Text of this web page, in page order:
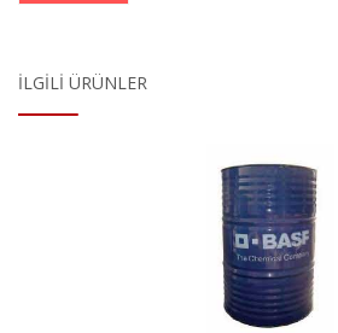
İLGILI ÜRÜNLER
MasterBrace ADH
Ürün